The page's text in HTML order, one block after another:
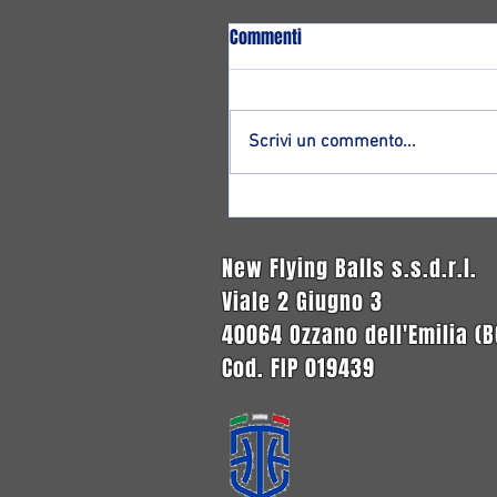
Commenti
Scrivi un commento...
New Flying Balls s.s.d.r.l.
Viale 2 Giugno 3
40064 Ozzano dell'Emilia
Cod. FIP 019439